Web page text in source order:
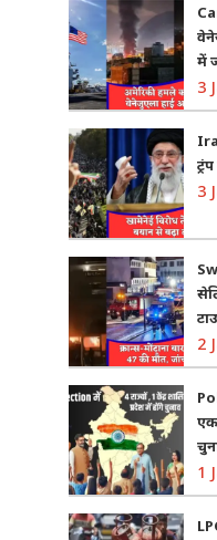
में
3
3
2
एक
1